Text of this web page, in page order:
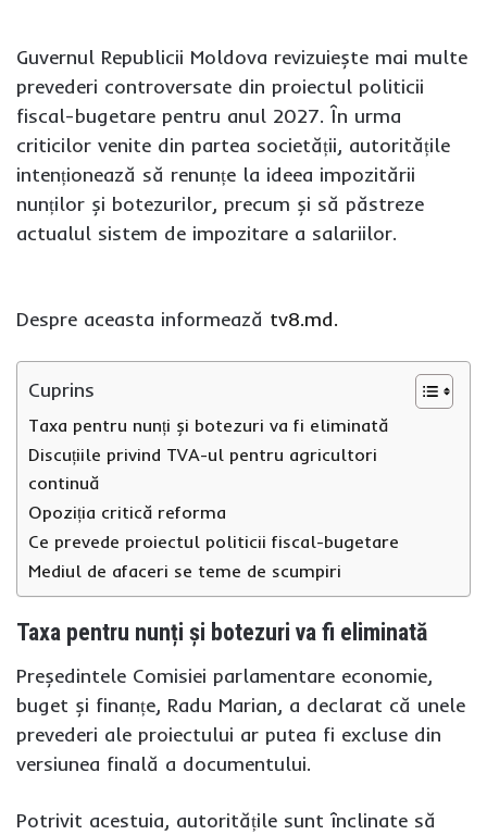
Guvernul Republicii Moldova revizuiește mai multe
prevederi controversate din proiectul politicii
fiscal-bugetare pentru anul 2027. În urma
criticilor venite din partea societății, autoritățile
intenționează să renunțe la ideea impozitării
nunților și botezurilor, precum și să păstreze
actualul sistem de impozitare a salariilor.
Despre aceasta informează tv8.md.
Cuprins
Taxa pentru nunți și botezuri va fi eliminată
Discuțiile privind TVA-ul pentru agricultori
continuă
Opoziția critică reforma
Ce prevede proiectul politicii fiscal-bugetare
Mediul de afaceri se teme de scumpiri
Taxa pentru nunți și botezuri va fi eliminată
Președintele Comisiei parlamentare economie,
buget și finanțe, Radu Marian, a declarat că unele
prevederi ale proiectului ar putea fi excluse din
versiunea finală a documentului.
Potrivit acestuia, autoritățile sunt înclinate să